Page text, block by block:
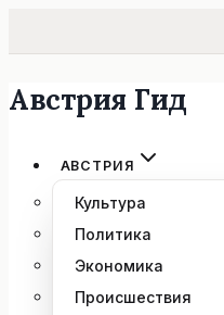
Перейти
содержимому
Австрия Гид
АВСТРИЯ
Культура
Политика
Экономика
Происшествия